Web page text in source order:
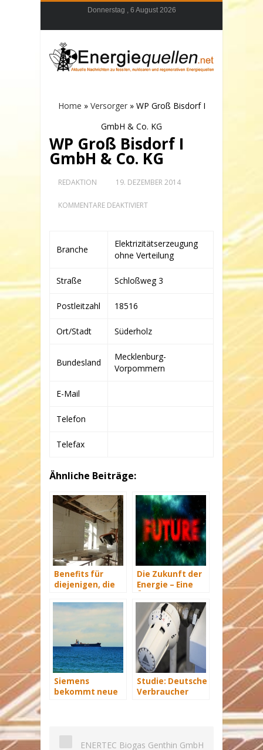
Donnerstag , 6 August 2026
Home » Versorger» WP Groß Bisdorf I
GmbH & Co. KG
WP Groß Bisdorf I
GmbH & Co. KG
REDAKTION 19. DEZEMBER 2014
KOMMENTARE DEAKTIVIERTFÜR
G
MBH &
C
G
Branche
Elektrizitätserzeugung
ohne Verteilung
Straße Schloßweg 3
Postleitzahl 18516
Ort/Stadt Süderholz
Bundesland
Mecklenburg-
Vorpommern
E-Mail
Telefon
Telefax
Ähnliche Beiträge:
Benefits für
diejenigen, die
sanieren
Die Zukunft der
Energie – Eine
Siemens
bekommt neue
Studie: Deutsche
Verbraucher
ENERTEC Biogas Genthin GmbH